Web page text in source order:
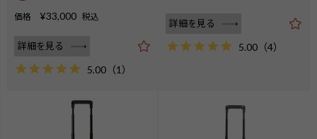
価格 ¥33,000 税込
詳細を見る
5.00 （1）
詳細を見る
5.00 （4）